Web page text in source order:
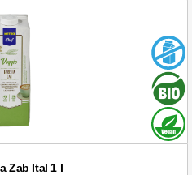
Zab Ital 1 l